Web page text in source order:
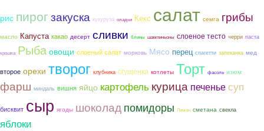
рис пирогзакуска кукуруза оладьи Кекс салат семга грибы
масло Капуста какао десерт сливки блины шампиньоны слоеное тесто черри паста
крошка Рыба овощи слоеный салат морковь Мясо перец спагетти запеканка мед
второе орехи творог клубника сгущенка котлеты Торт фасоль изюм
фарш миндаль вишня яйцо картофель курица печеньесуп
бисквит сыр ягоды шоколадпомидоры Лимон сметана свекла
яблоки